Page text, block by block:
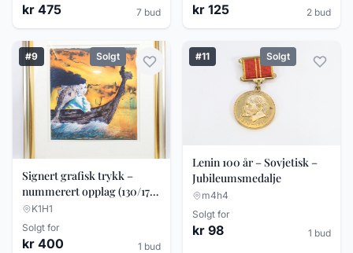
kr 475 7 bud kr 125 2 bud
#9 Solgt
Signert grafisk trykk –
nummerert opplag (130/170)
– innrammet
K1H1
Solgt for
kr 400 1 bud
#11 Solgt
Lenin 100 år – Sovjetisk –
Jubileumsmedalje
m4h4
Solgt for
kr 98 1 bud